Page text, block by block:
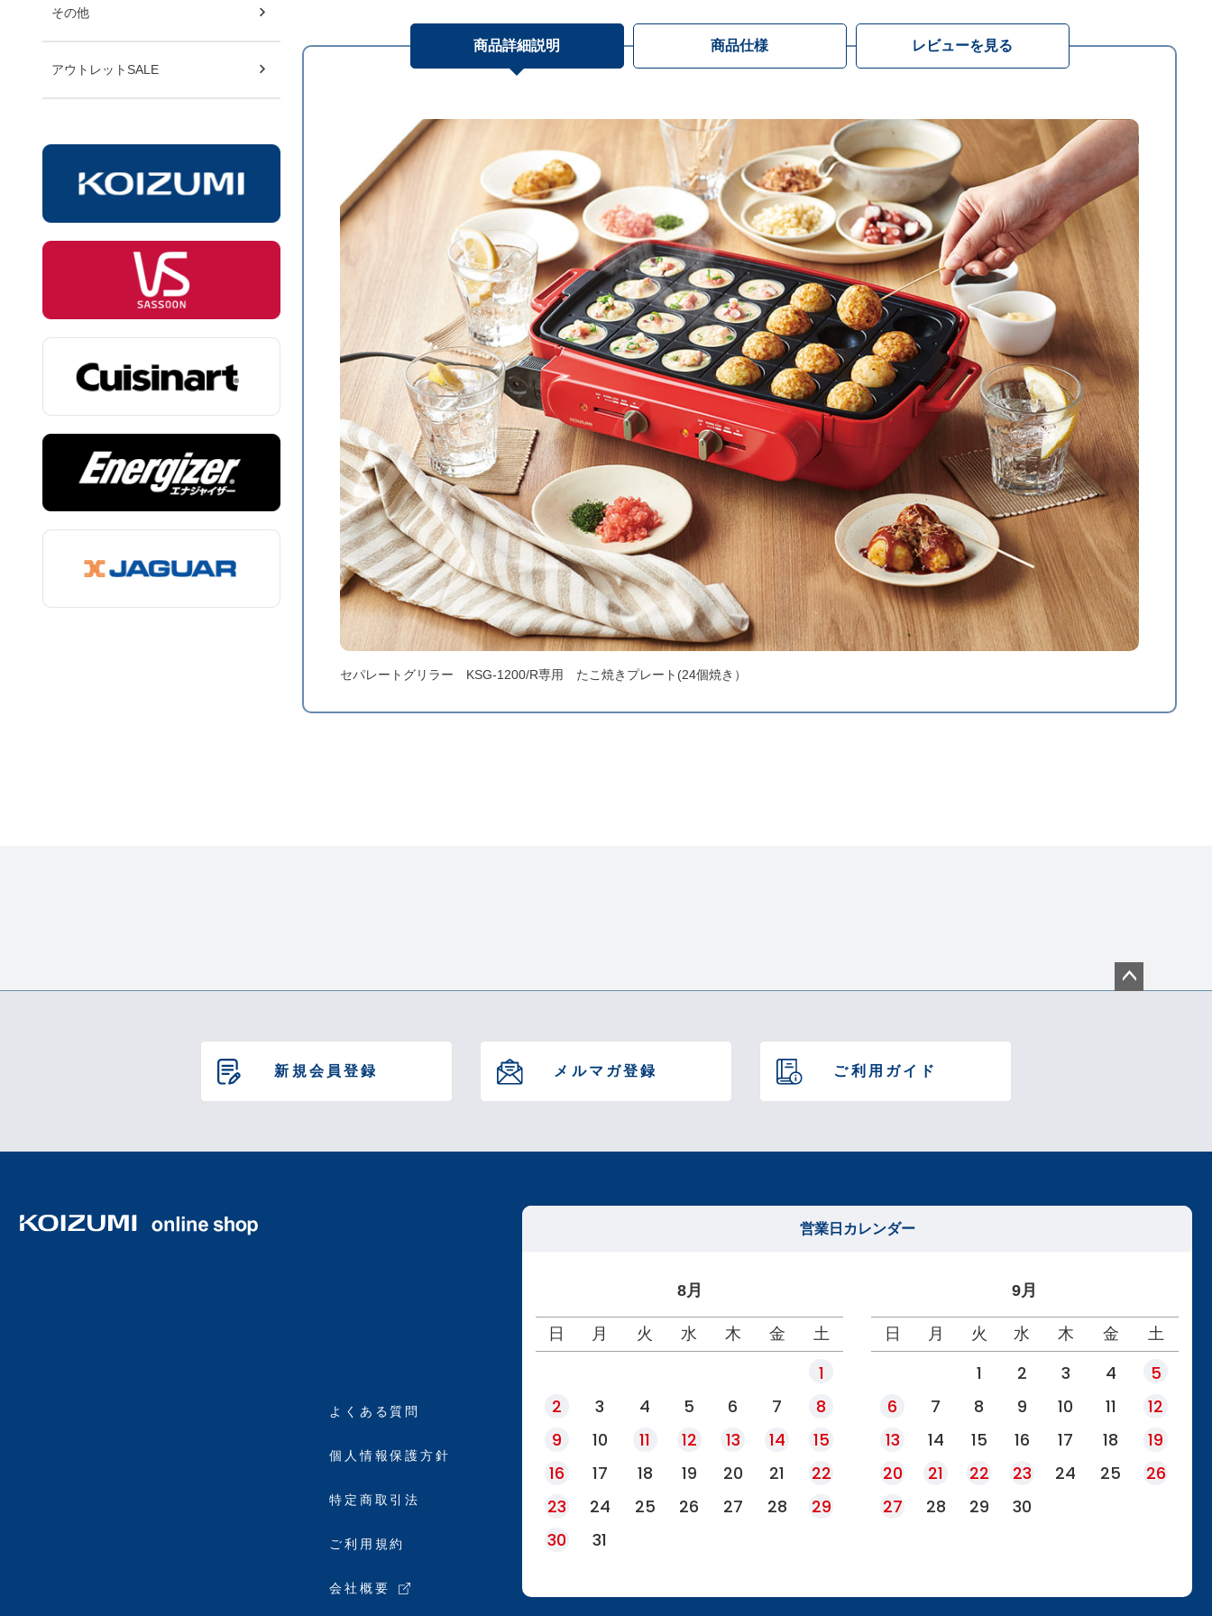
その他
アウトレットSALE
商品詳細説明
セパレートグリラー KSG-1200/R専用 たこ焼きプレート(24個焼き）
商品仕様 レビューを見る
新規会員登録 メルマガ登録 ご利用ガイド
営業日カレンダー
8月
日 月 火 水 木 金 土
1
2
3 4 5 6 7
8
9
10 11 12 13 14
15
16
17 18 19 20 21
22
23
24 25 26 27 28
29
30
31
9月
日 月 火 水 木 金 土
1 2 3 4
5
6
7 8 9 10 11
12
13
14 15 16 17 18
19
20
21 22 23 24 25
26
27
28 29 30
よくある質問
個人情報保護方針
特定商取引法
ご利用規約
会社概要